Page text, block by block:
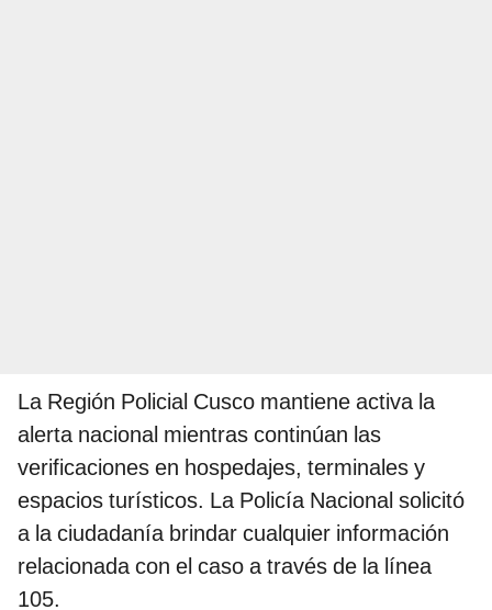
La Región Policial Cusco mantiene activa la
alerta nacional mientras continúan las
verificaciones en hospedajes, terminales y
espacios turísticos. La Policía Nacional solicitó
a la ciudadanía brindar cualquier información
relacionada con el caso a través de la línea
105.